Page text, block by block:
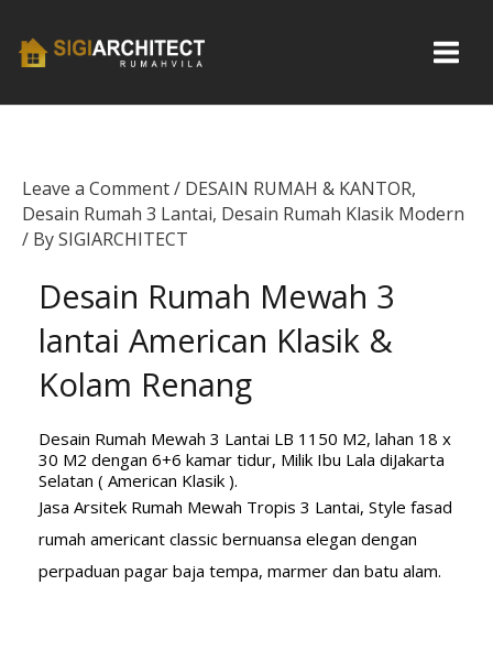
Leave a Comment/ DESAIN RUMAH & KANTOR,
Desain Rumah 3 Lantai, Desain Rumah Klasik Modern
/ BySIGIARCHITECT
Desain Rumah Mewah 3
lantai American Klasik &
Kolam Renang
Desain Rumah Mewah 3 Lantai LB 1150 M2, lahan 18 x
30 M2 dengan 6+6 kamar tidur, Milik Ibu Lala diJakarta
Selatan ( American Klasik ).
Jasa Arsitek Rumah Mewah Tropis 3 Lantai, Style fasad
rumah americant classic bernuansa elegan dengan
perpaduan pagar baja tempa, marmer dan batu alam.